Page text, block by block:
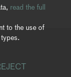
read the full
to the use of